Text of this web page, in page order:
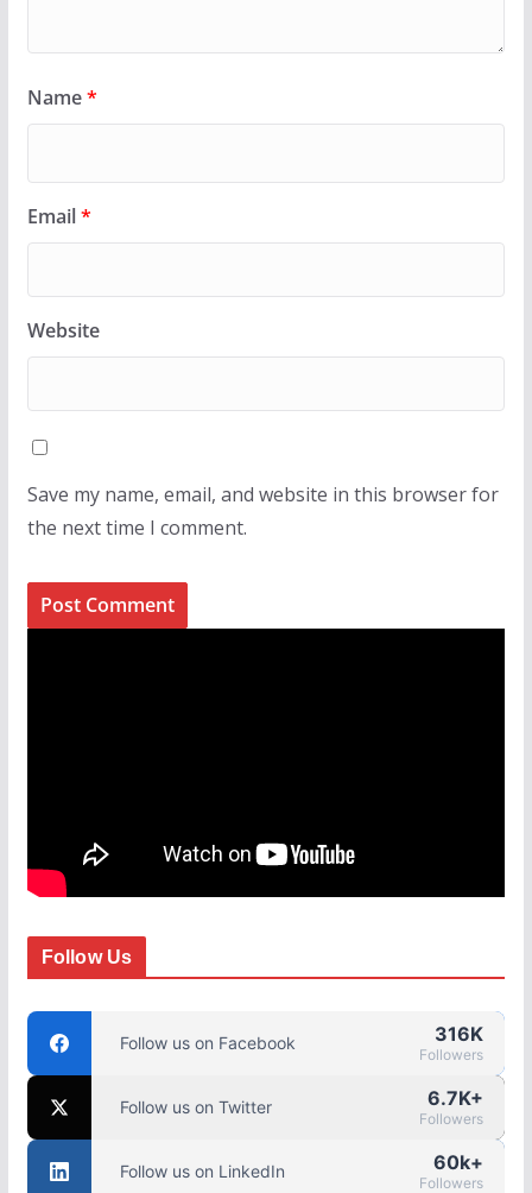
Name*
Email*
Website
Save my name, email, and website in this browser for
the next time I comment.
Follow Us
Follow us on Facebook 316K
Followers
Follow us on Twitter 6.7K+
Followers
Follow us on LinkedIn 60k+
Followers